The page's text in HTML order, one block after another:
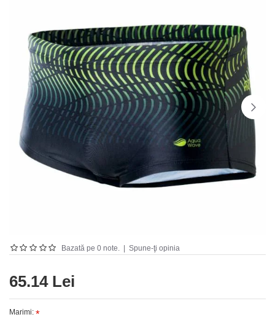
Bazată pe 0 note. Spune-ţi opinia
65.14 Lei
Marimi: